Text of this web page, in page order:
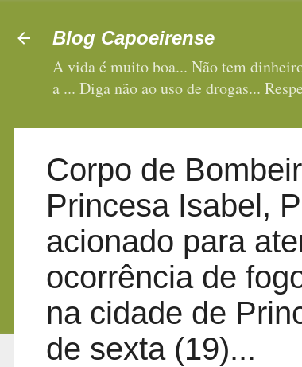
Blog Capoeirense
A vida é muito boa... Não tem
a ... Diga não ao uso de drogas...
Corpo de
Princesa Isabel,
acionado para
ocorrência de
na cidade de
de sexta (19)...